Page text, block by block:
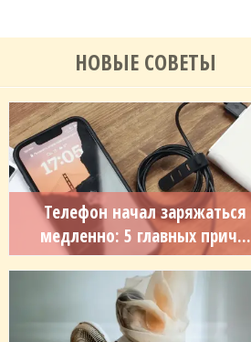
НОВЫЕ СОВЕТЫ
Телефон начал заряжаться
медленно: 5 главных прич...